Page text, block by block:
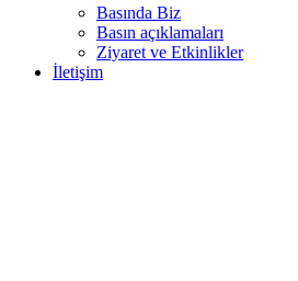
Basında Biz
Basın açıklamaları
Ziyaret ve Etkinlikler
İletişim